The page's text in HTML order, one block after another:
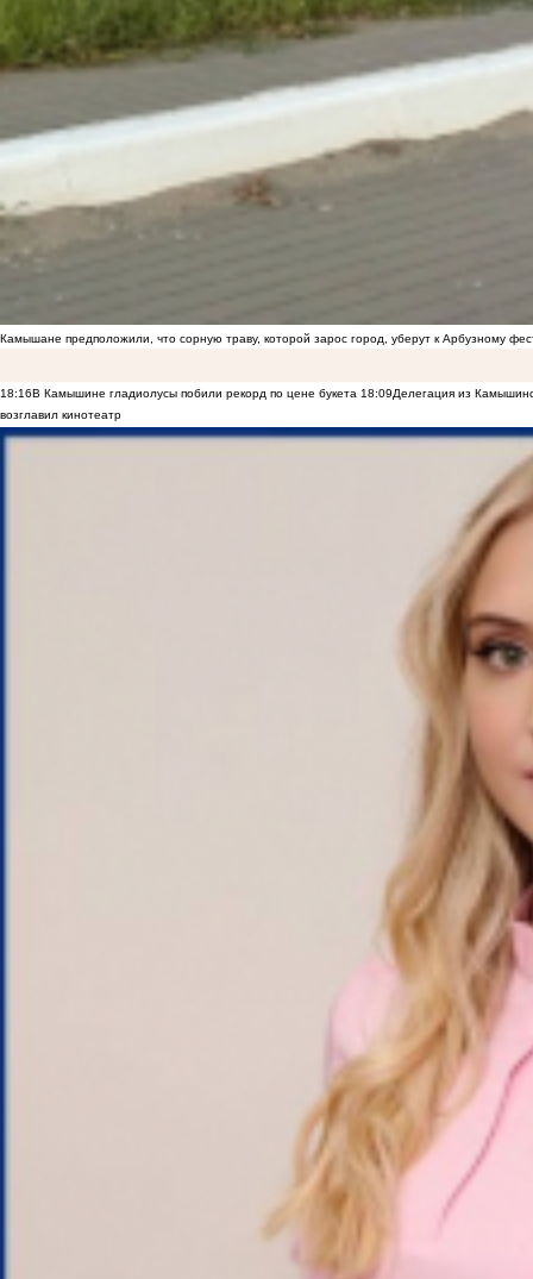
Камышане предположили, что сорную траву, которой зарос город, уберут к Арбузному
18:16В Камышине гладиолусы побили рекорд по цене букета 18:09Делегация из
возглавил кинотеатр